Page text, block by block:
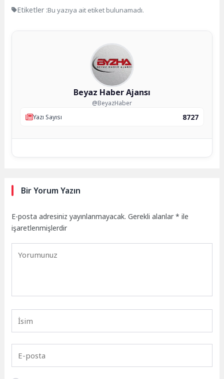
Etiketler :Bu yazıya ait etiket bulunamadı.
Beyaz Haber Ajansı
@BeyazHaber
Yazı Sayısı
8727
Bir Yorum Yazın
E-posta adresiniz yayınlanmayacak. Gerekli alanlar* ile
işaretlenmişlerdir